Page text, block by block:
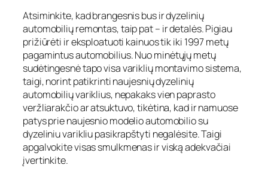
Atsiminkite, kad brangesnis bus ir dyzelinių
automobilių remontas, taip pat – ir detalės. Pigiau
prižiūrėti ir eksploatuoti kainuos tik iki 1997 metų
pagamintus automobilius. Nuo minėtųjų metų
sudėtingesnė tapo visa variklių montavimo sistema,
taigi, norint patikrinti naujesnių dyzelinių
automobilių variklius, nepakaks vien paprasto
veržliarakčio ar atsuktuvo, tikėtina, kad ir namuose
patys prie naujesnio modelio automobilio su
dyzeliniu varikliu pasikrapštyti negalėsite. Taigi
apgalvokite visas smulkmenas ir viską adekvačiai
įvertinkite.